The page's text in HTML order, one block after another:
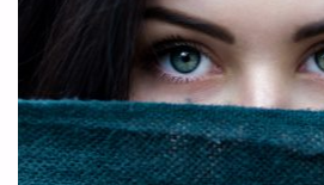
ROKU,
CZYLI
PODSUMOWANIE
2019"